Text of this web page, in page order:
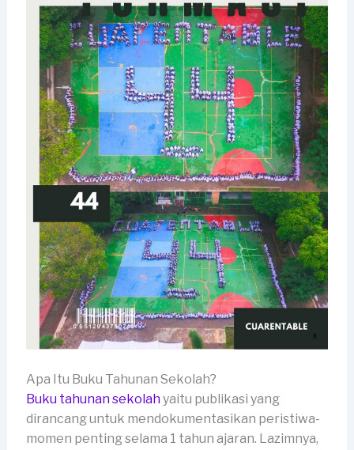
Apa Itu Buku Tahunan Sekolah?
Buku tahunan sekolahyaitu publikasi yang
dirancang untuk mendokumentasikan peristiwa-
momen penting selama 1 tahun ajaran. Lazimnya,